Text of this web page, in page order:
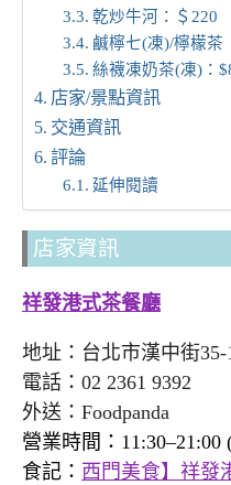
乾炒牛河：＄220
鹹檸七(凍)/檸檬茶
絲襪凍奶茶(凍)：
店家/景點資訊
交通資訊
評論
延伸閱讀
店家資訊
祥發港式茶餐廳
地址：台北市漢中街35-
電話：02 2361 9392
外送：Foodpanda
營業時間：11:30–21:00
食記： 西門美食】祥發